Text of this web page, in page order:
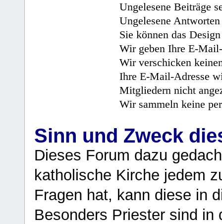
Ungelesene Beiträge
Ungelesene
Sie können das
Wir geben Ihre E-
Wir verschicken
Ihre E-Mail-Adresse
Mitgliedern nicht
Wir sammeln keine
Sinn und Zweck
Dieses Forum dazu
katholische Kirche jedem
Fragen hat, kann diese in
Besonders Priester sind in